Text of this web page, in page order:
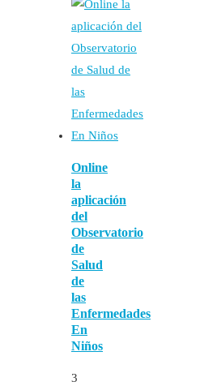
Online
la
aplicación
del
Observatorio
de
Salud
de
las
Enfermedades
En
Niños
3